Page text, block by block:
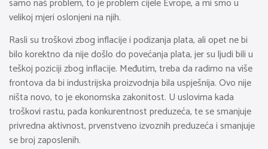
velikoj mjeri oslonjeni na njih.
Rasli su troškovi zbog inflacije i podizanja plata, ali opet ne bi
bilo korektno da nije došlo do povećanja plata, jer su ljudi bili u
teškoj poziciji zbog inflacije. Međutim, treba da radimo na više
frontova da bi industrijska proizvodnja bila uspješnija. Ovo nije
ništa novo, to je ekonomska zakonitost. U uslovima kada
troškovi rastu, pada konkurentnost preduzeća, te se smanjuje
privredna aktivnost, prvenstveno izvoznih preduzeća i smanjuje
se broj zaposlenih.